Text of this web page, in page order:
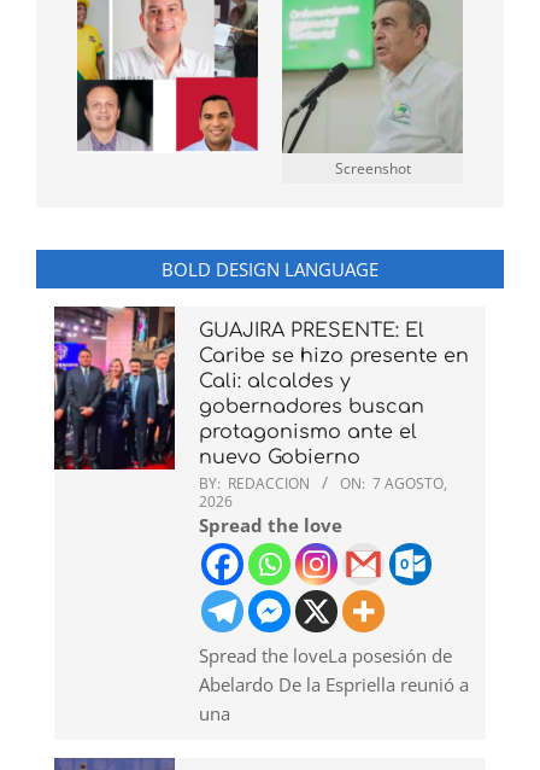
Screenshot
BOLD DESIGN LANGUAGE
GUAJIRA PRESENTE: El
Caribe se hizo presente en
Cali: alcaldes y
gobernadores buscan
protagonismo ante el
nuevo Gobierno
BY: REDACCION ON: 7 AGOSTO,
2026
Spread the love
Spread the loveLa posesión de
Abelardo De la Espriella reunió a
una